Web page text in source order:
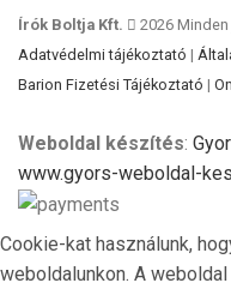
Írók Boltja Kft.
2026
Adatvédelmi tájékoztató |
Barion Fizetési Tájékoztató |
Weboldal készítés:
www.gyors-weboldal-
Cookie-kat használunk,
weboldalunkon. A